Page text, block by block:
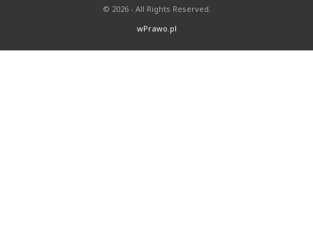
© 2026 - All Rights Reserved.
wPrawo.pl